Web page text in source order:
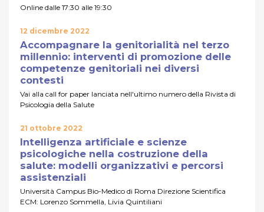
Online dalle 17:30 alle 19:30
12 dicembre 2022
Accompagnare la genitorialità nel terzo
millennio: interventi di promozione delle
competenze genitoriali nei diversi
contesti
Vai alla call for paper lanciata nell'ultimo numero della Rivista di
Psicologia della Salute
21 ottobre 2022
Intelligenza artificiale e scienze
psicologiche nella costruzione della
salute: modelli organizzativi e percorsi
assistenziali
Università Campus Bio-Medico di Roma Direzione Scientifica
ECM: Lorenzo Sommella, Livia Quintiliani